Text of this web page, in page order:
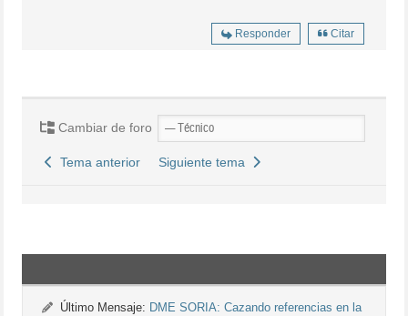
Responder Citar
Cambiar de foro
Tema anterior Siguiente tema
Último Mensaje: DME SORIA: Cazando referencias en la